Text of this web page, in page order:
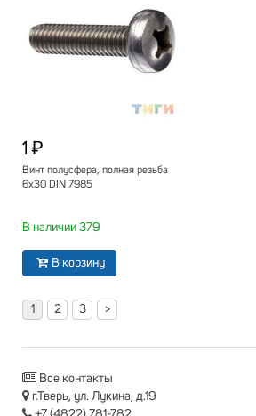
1 ₽
Винт полусфера, полная резьба
6х30 DIN 7985
В наличии 379
В корзину
1 2 3 >
Все контакты
г.Тверь, ул. Лукина, д.19